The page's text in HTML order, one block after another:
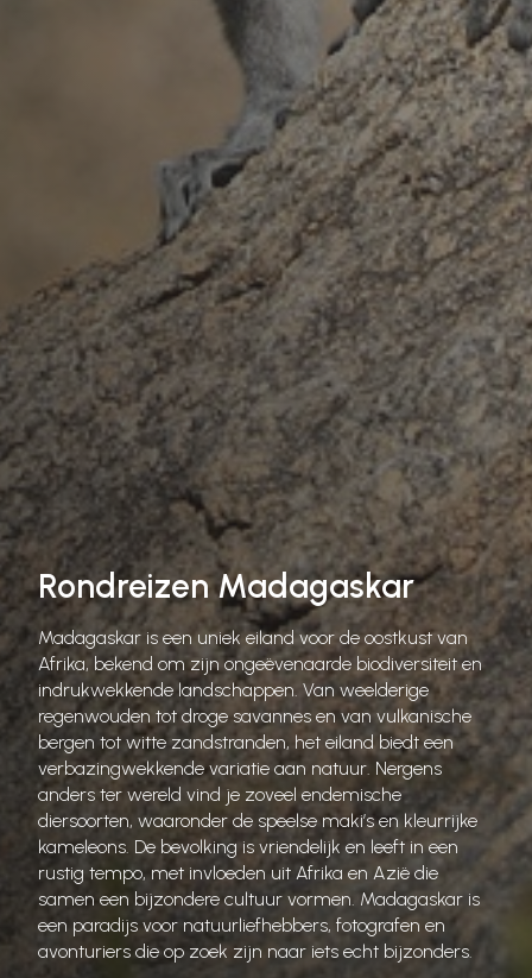
Rondreizen Madagaskar
Madagaskar is een uniek eiland voor de oostkust van
Afrika, bekend om zijn ongeëvenaarde biodiversiteit en
indrukwekkende landschappen. Van weelderige
regenwouden tot droge savannes en van vulkanische
bergen tot witte zandstranden, het eiland biedt een
verbazingwekkende variatie aan natuur. Nergens
anders ter wereld vind je zoveel endemische
diersoorten, waaronder de speelse maki’s en kleurrijke
kameleons. De bevolking is vriendelijk en leeft in een
rustig tempo, met invloeden uit Afrika en Azië die
samen een bijzondere cultuur vormen. Madagaskar is
een paradijs voor natuurliefhebbers, fotografen en
avonturiers die op zoek zijn naar iets echt bijzonders.